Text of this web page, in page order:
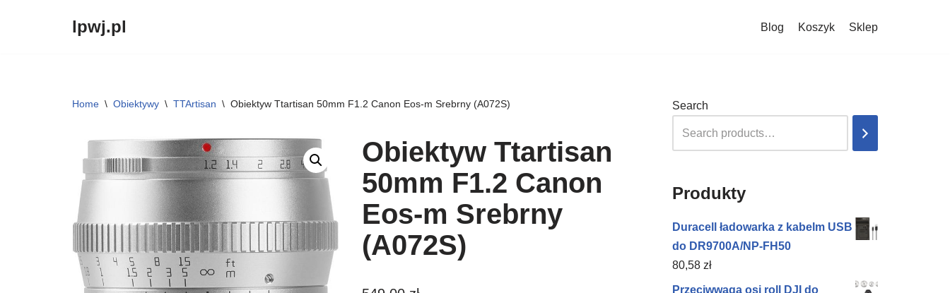
lpwj.pl Blog Koszyk Sklep
Home \ Obiektywy \ TTArtisan \ Obiektyw Ttartisan 50mm F1.2 Canon Eos-m Srebrny (A072S)
Obiektyw Ttartisan
50mm F1.2 Canon
Eos-m Srebrny
(A072S)
Search
Produkty
Duracell ładowarka z kabelm USB
do DR9700A/NP-FH50
80,58 zł
Przeciwwaga osi roll DJI do